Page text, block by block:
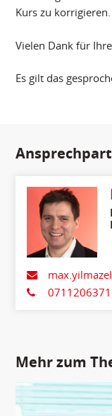
Kurs zu korrigieren.
Vielen Dank für
Es gilt das
Mehr zum